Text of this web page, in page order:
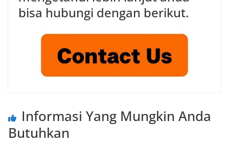
bisa hubungi dengan berikut.
Informasi Yang Mungkin Anda
Butuhkan